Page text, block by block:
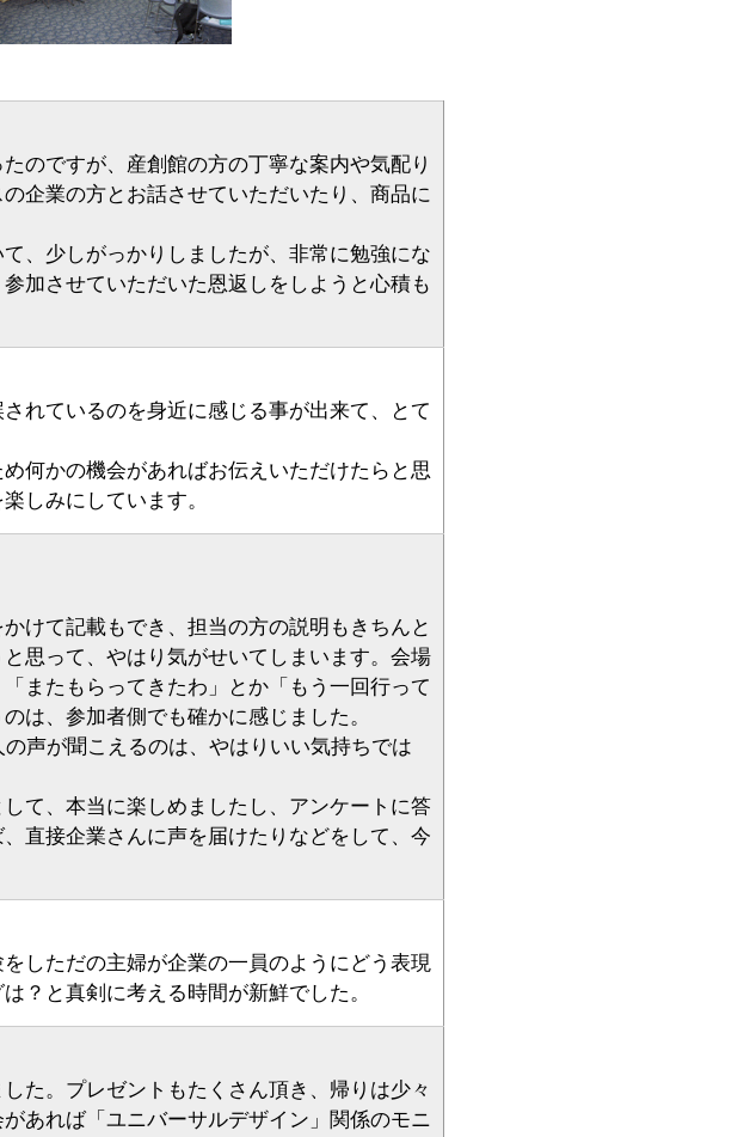
のですが、産創館の方の丁寧な案内や気配り
企業の方とお話させていただいたり、商品に
、少しがっかりしましたが、非常に勉強にな
加させていただいた恩返しをしようと心積も
れているのを身近に感じる事が出来て、とて
何かの機会があればお伝えいただけたらと思
しみにしています。
けて記載もでき、担当の方の説明もきちんと
思って、やはり気がせいてしまいます。会場
またもらってきたわ」とか「もう一回行って
は、参加者側でも確かに感じました。
声が聞こえるのは、やはりいい気持ちでは
て、本当に楽しめましたし、アンケートに答
直接企業さんに声を届けたりなどをして、今
しただの主婦が企業の一員のようにどう表現
？と真剣に考える時間が新鮮でした。
た。プレゼントもたくさん頂き、帰りは少々
あれば「ユニバーサルデザイン」関係のモニ